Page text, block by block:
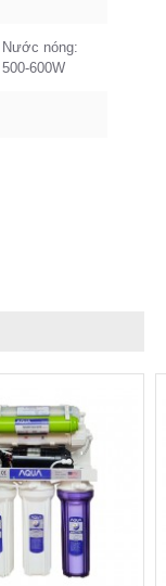
Nước nóng:
500-600W